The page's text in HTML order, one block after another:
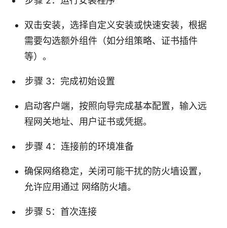
双击安装，选择自定义安装或快速安装，根据
需要勾选额外组件（如分组策略、证书插件
等）。
步骤 3：完成初始设置
启动客户端，按照向导完成基本配置，输入远
程网关地址、用户证书或凭据。
步骤 4：连接前的环境准备
确保网络稳定，关闭可能干扰的防火墙设置，
允许应用通过 网络防火墙。
步骤 5：首次连接